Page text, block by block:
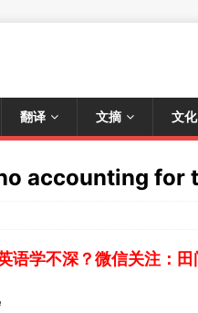
翻译 文摘 文化
accounting for
语学不深？微信关注：田